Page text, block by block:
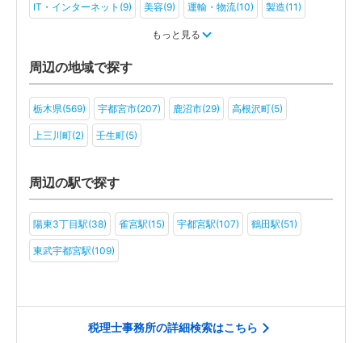
IT・インターネット(9) 美容(9) 運輸・物流(10) 製造(11)
旅行・ホテル(8)
アミューズメント・レジャー(8)
医療法人(7) ＮＰＯ法人(6) 学校法人(3) 一般社団法人(6)
その他(5)
もっと見る
周辺の地域で探す
栃木県(569) 宇都宮市(207) 鹿沼市(29) 高根沢町(5)
上三川町(2) 壬生町(5)
周辺の駅で探す
陽東3丁目駅(38) 雀宮駅(15) 宇都宮駅(107) 鶴田駅(51)
東武宇都宮駅(109)
税理士事務所の詳細検索はこちら